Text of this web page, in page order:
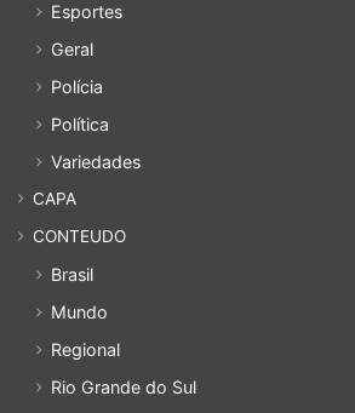
Esportes
Geral
Polícia
Política
Variedades
CAPA
CONTEUDO
Brasil
Mundo
Regional
Rio Grande do Sul